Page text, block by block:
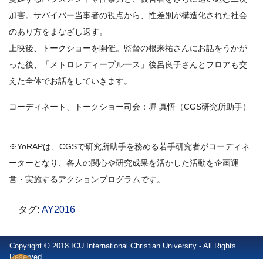
加害。サバイバー当事者の視点から、性差別が構造化された社会
のあり方をまなざし返す。
上映後、トークショーを開催。監督の根来祐さんにお話をうかが
った後、「メトロレディーブルース」後呂良子さんとフロアも交
えた全体でお話をしていきます。
コーディネート、トークショー司会：堀 真悟（CGS研究所助手）
※YoRAPは、CGSで研究所助手を務める若手研究者がコーディネ
ーターとなり、各人の関心や研究成果を活かした活動を企画運
営・実施するアクションプログラムです。
タグ: AY2016
Copyright © 2018 ICU International Christian University - All Rights
Reserved